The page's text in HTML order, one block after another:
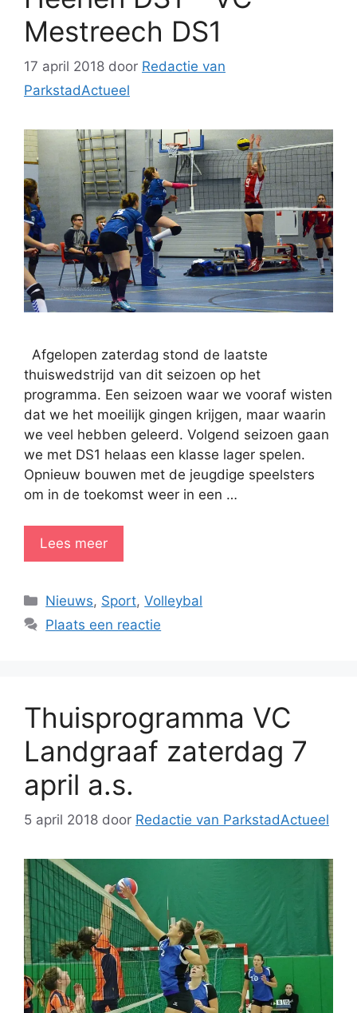
Mestreech DS1
17 april 2018 door Redactie van
ParkstadActueel
Afgelopen zaterdag stond de laatste
thuiswedstrijd van dit seizoen op het
programma. Een seizoen waar we vooraf wisten
dat we het moeilijk gingen krijgen, maar waarin
we veel hebben geleerd. Volgend seizoen gaan
we met DS1 helaas een klasse lager spelen.
Opnieuw bouwen met de jeugdige speelsters
om in de toekomst weer in een …
Lees meer
Categorieën
Nieuws, Sport,Volleybal
Plaats een reactie
Thuisprogramma VC
Landgraaf zaterdag 7
april a.s.
5 april 2018 door Redactie van ParkstadActueel